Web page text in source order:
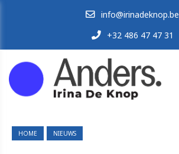
info@irinadeknop.be
+32 486 47 47 31
HOME NIEUWS